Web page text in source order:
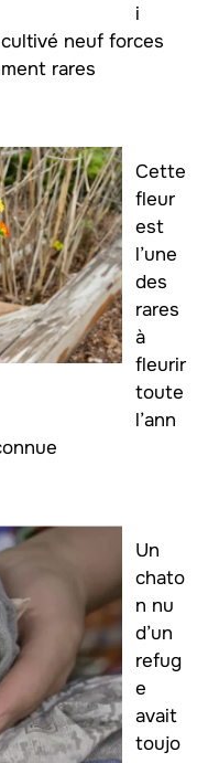
i
neuf forces
rares
Cette
fleur
est
l’une
des
rares
à
fleurir
toute
l’ann
Un
chato
n nu
d’un
refug
e
avait
toujo